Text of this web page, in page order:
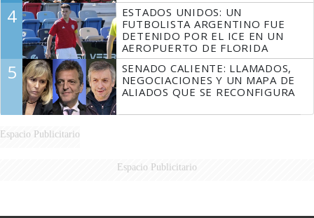
4
ESTADOS UNIDOS: UN
FUTBOLISTA ARGENTINO FUE
DETENIDO POR EL ICE EN UN
AEROPUERTO DE FLORIDA
5
SENADO CALIENTE: LLAMADOS,
NEGOCIACIONES Y UN MAPA DE
ALIADOS QUE SE RECONFIGURA
Espacio Publicitario
Espacio Publicitario